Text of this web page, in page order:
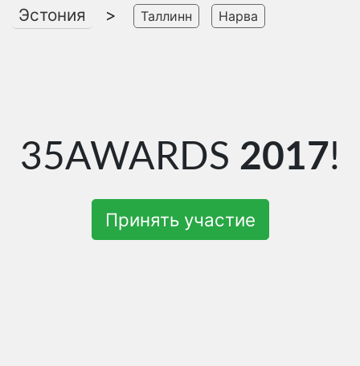
Эстония > Таллинн Нарва
35AWARDS 2017!
Принять участие